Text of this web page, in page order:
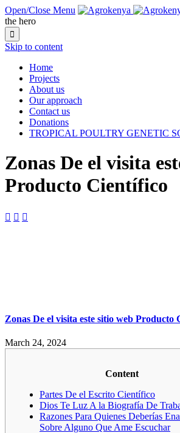
Open/Close Menu
the hero

Skip to content
Home
Projects
About us
Our approach
Contact us
Donations
TROPICAL POULTRY GENETIC
Zonas De el visita
Producto Científico
  
Zonas De el visita este sitio web Producto
March 24, 2024
Content
Partes De el Escrito Científico
Dios Te Luz A la Biografía De
Razones Para Quienes Deberías
Sobre Alguno Que Ame Escuchar